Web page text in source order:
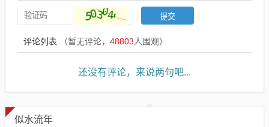
评论列表 （暂无评论， 48803人围观）
还没有评论，来说两句吧...
似水流年